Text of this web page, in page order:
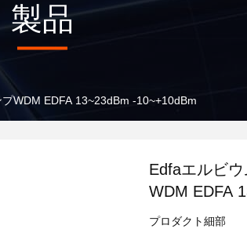
製品
WDM EDFA 13~23dBm -10~+10dBm
Edfaエルビ
WDM EDFA
プロダクト細部